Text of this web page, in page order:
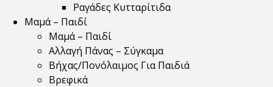
Ραγάδες Κυτταρίτιδα
Μαμά – Παιδί
Μαμά – Παιδί
Αλλαγή Πάνας – Σύγκαμα
Βήχας/Πονόλαιμος Για Παιδιά
Βρεφικά